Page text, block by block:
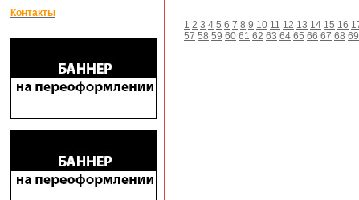
Контакты
1 2 3 4 5 6 7 8 9 10 11 12 13 14 15 16
57 58 59 60 61 62 63 64 65 66 67 68 69